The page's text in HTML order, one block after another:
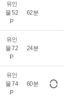
유인
물 52
P
62분
유인
물 72
P
24분
유인
물 74
P
60분